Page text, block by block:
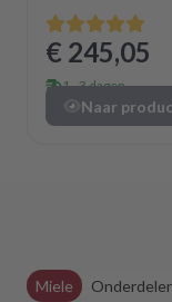
€ 245,05
1 - 3 dagen
Naar
Miele